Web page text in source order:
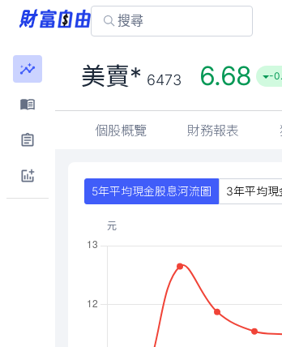
美賣* 6473 6.68 -
個股概覽 財務報表
5年平均現金股息河流圖 3年平均現